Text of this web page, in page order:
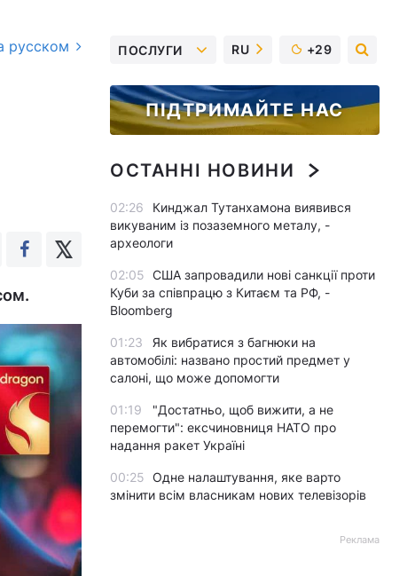
русском ПОСЛУГИ RU +29
ПІДТРИМАЙТЕ НАС
ОСТАННІ НОВИНИ
02:26
Кинджал Тутанхамона виявився
викуваним із позаземного металу, -
археологи
02:05 США запровадили нові санкції проти
Куби за співпрацю з Китаєм та РФ, -
Bloomberg
01:23
Як вибратися з багнюки на
автомобілі: названо простий предмет у
салоні, що може допомогти
01:19
"Достатньо, щоб вижити, а не
перемогти": ексчиновниця НАТО про
надання ракет Україні
00:25 Одне налаштування, яке варто
змінити всім власникам нових телевізорів
Реклама